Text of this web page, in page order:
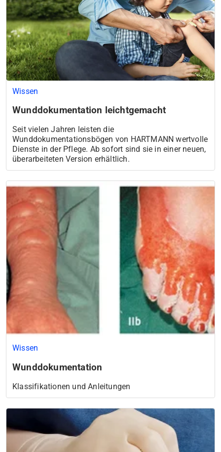
Wissen
Wunddokumentation leichtgemacht
Seit vielen Jahren leisten die
Wunddokumentationsbögen von HARTMANN wertvolle
Dienste in der Pflege. Ab sofort sind sie in einer neuen,
überarbeiteten Version erhältlich.
Wissen
Wunddokumentation
Klassifikationen und Anleitungen